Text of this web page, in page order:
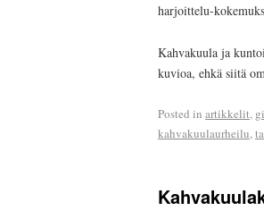
harjoittelu-
Kahvakuula ja
kuvioa, ehkä siitä
Posted in artikkelit,
kahvakuulaurheilu,